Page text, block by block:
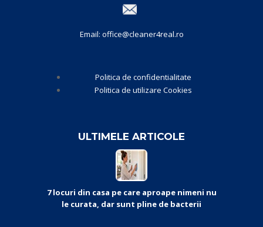
Email: office@cleaner4real.ro
Politica de confidentialitate
Politica de utilizare Cookies
ULTIMELE ARTICOLE
7 locuri din casa pe care aproape nimeni nu
le curata, dar sunt pline de bacterii